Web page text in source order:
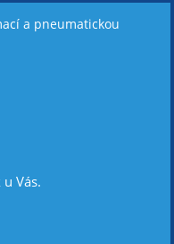
a pneumatickou
Vás.